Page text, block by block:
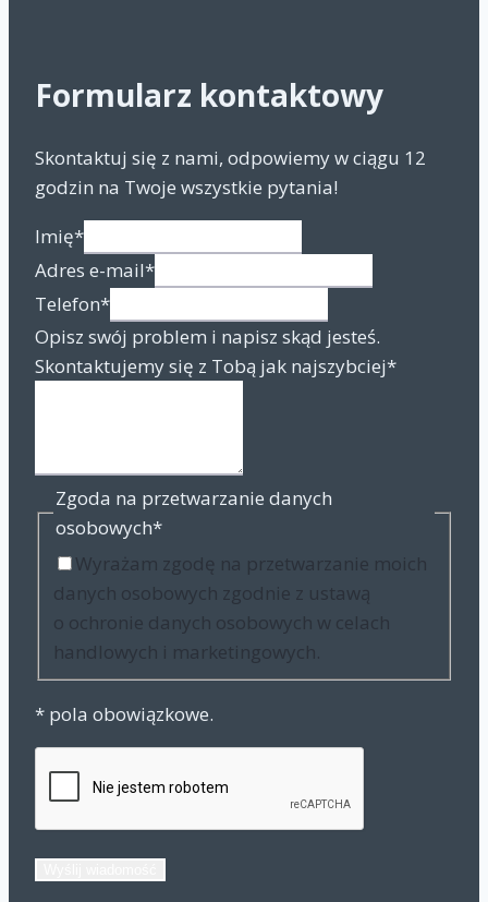
metody.
Formularz kontaktowy
Skontaktuj się z nami, odpowiemy w ciągu 12
godzin na Twoje wszystkie pytania!
Imię*
Adres e-mail*
Telefon*
Opisz swój problem i napisz skąd jesteś.
Skontaktujemy się z Tobą jak najszybciej*
Zgoda na przetwarzanie danych
osobowych*
Wyrażam zgodę na przetwarzanie moich
danych osobowych zgodnie z ustawą
o ochronie danych osobowych w celach
handlowych i marketingowych.
* pola obowiązkowe.